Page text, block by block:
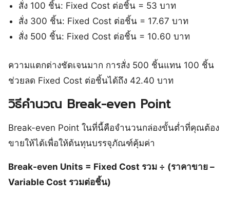
สั่ง 100 ชิ้น: Fixed Cost ต่อชิ้น = 53 บาท
สั่ง 300 ชิ้น: Fixed Cost ต่อชิ้น = 17.67 บาท
สั่ง 500 ชิ้น: Fixed Cost ต่อชิ้น = 10.60 บาท
ความแตกต่างชัดเจนมาก การสั่ง 500 ชิ้นแทน 100 ชิ้น
ช่วยลด Fixed Cost ต่อชิ้นได้ถึง 42.40 บาท
วิธีคำนวณ Break-even Point
Break-even Point ในที่นี้คือจำนวนกล่องขั้นต่ำที่คุณต้อง
ขายให้ได้เพื่อให้ต้นทุนบรรจุภัณฑ์คุ้มค่า
Break-even Units = Fixed Cost รวม ÷ (ราคาขาย –
Variable Cost รวมต่อชิ้น)